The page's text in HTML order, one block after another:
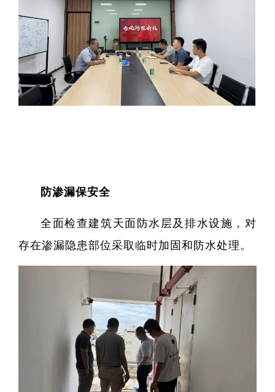
防渗漏保安全
全面检查建筑天面防水层及排水设施，对
存在渗漏隐患部位采取临时加固和防水处理。